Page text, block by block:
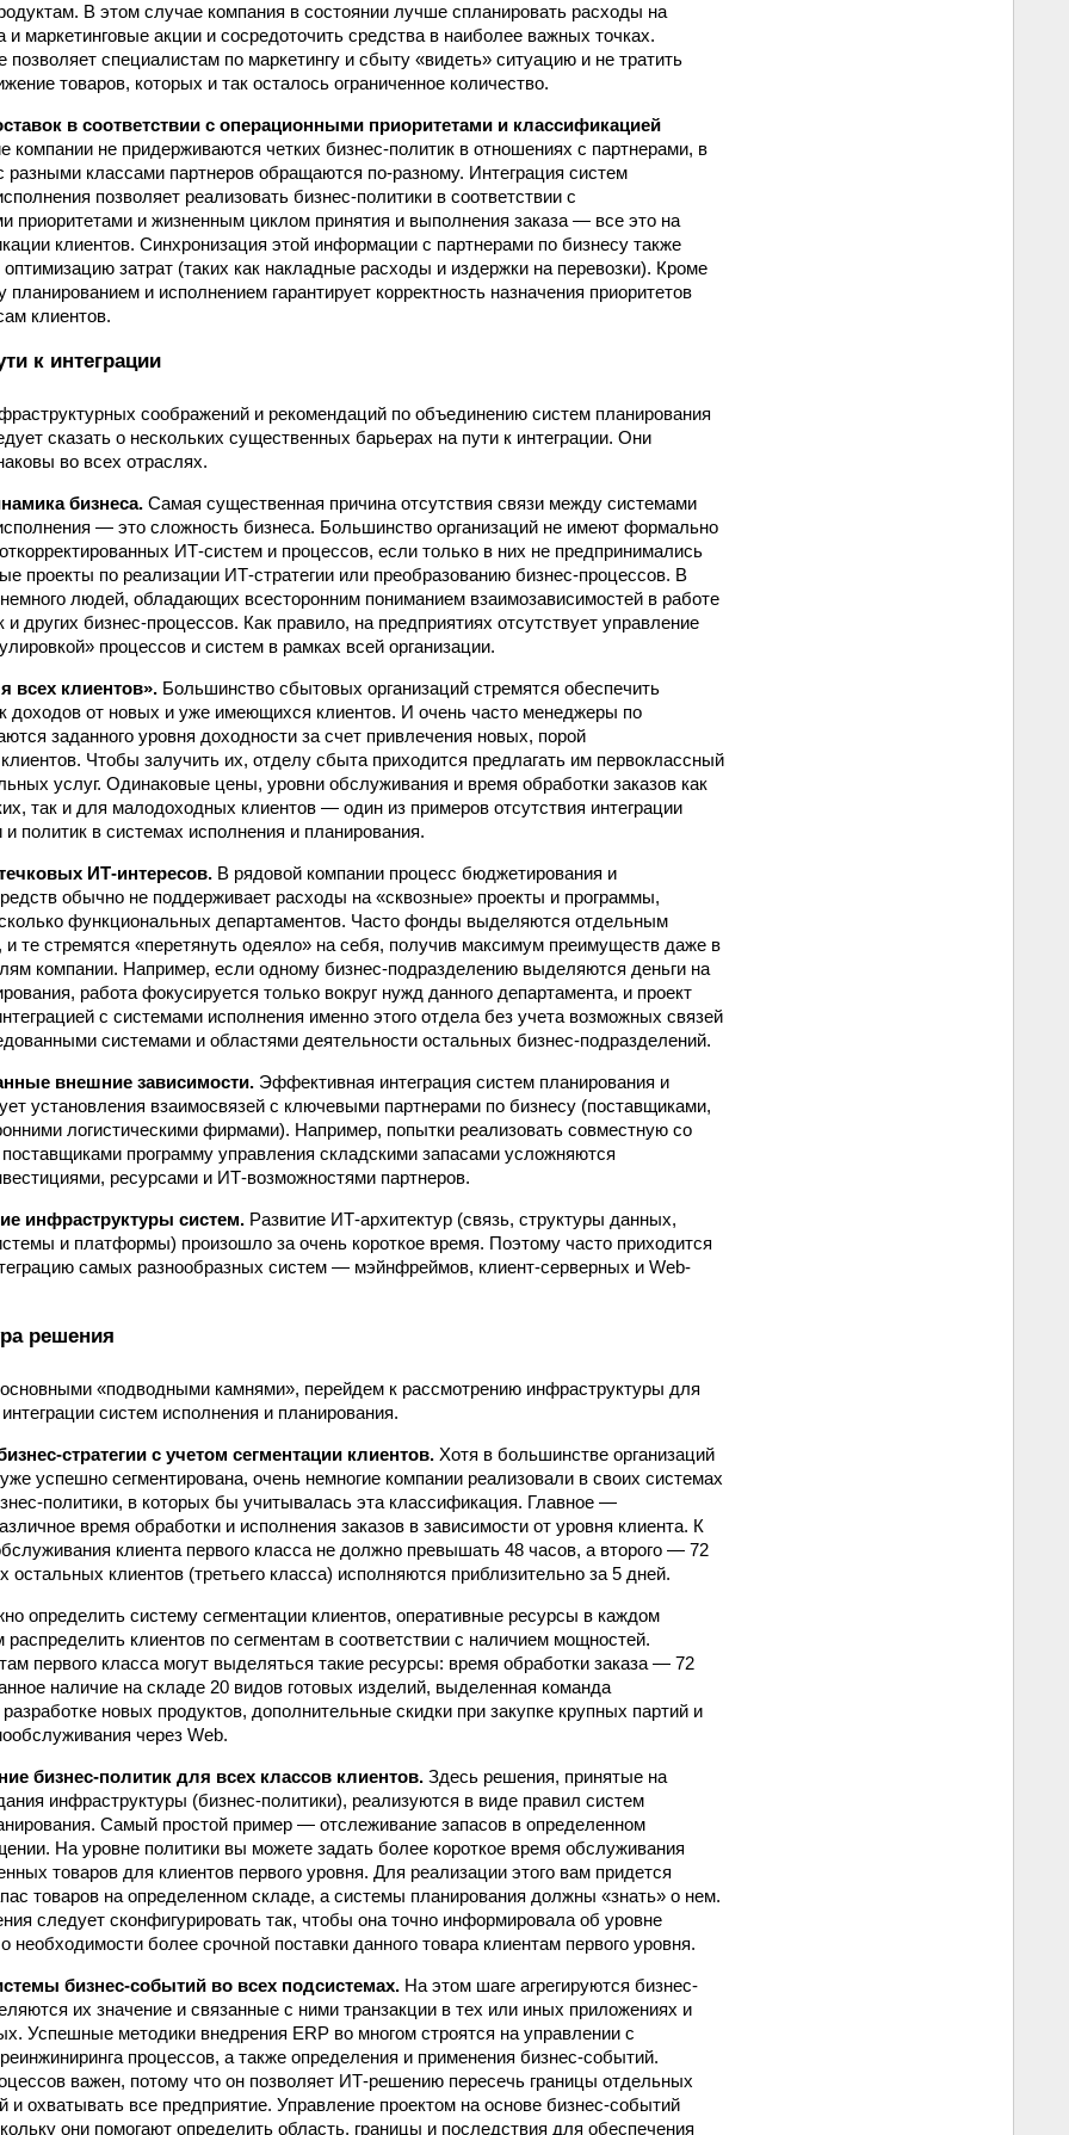
В этом случае компания в состоянии лучше спланировать расходы на
маркетинговые акции и сосредоточить средства в наиболее важных точках.
позволяет специалистам по маркетингу и сбыту «видеть» ситуацию и не тратить
товаров, которых и так осталось ограниченное количество.
в соответствии с операционными приоритетами и классификацией
компании не придерживаются четких бизнес-политик в отношениях с партнерами, в
разными классами партнеров обращаются по-разному. Интеграция систем
позволяет реализовать бизнес-политики в соответствии с
приоритетами и жизненным циклом принятия и выполнения заказа — все это на
клиентов. Синхронизация этой информации с партнерами по бизнесу также
затрат (таких как накладные расходы и издержки на перевозки). Кроме
планированием и исполнением гарантирует корректность назначения приоритетов
клиентов.
к интеграции
соображений и рекомендаций по объединению систем планирования
сказать о нескольких существенных барьерах на пути к интеграции. Они
во всех отраслях.
бизнеса. Самая существенная причина отсутствия связи между системами
— это сложность бизнеса. Большинство организаций не имеют формально
ИТ-систем и процессов, если только в них не предпринимались
проекты по реализации ИТ-стратегии или преобразованию бизнес-процессов. В
людей, обладающих всесторонним пониманием взаимозависимостей в работе
и других бизнес-процессов. Как правило, на предприятиях отсутствует управление
процессов и систем в рамках всей организации.
всех клиентов». Большинство сбытовых организаций стремятся обеспечить
доходов от новых и уже имеющихся клиентов. И очень часто менеджеры по
заданного уровня доходности за счет привлечения новых, порой
Чтобы залучить их, отделу сбыта приходится предлагать им первоклассный
услуг. Одинаковые цены, уровни обслуживания и время обработки заказов как
так и для малодоходных клиентов — один из примеров отсутствия интеграции
и политик в системах исполнения и планирования.
ИТ-интересов. В рядовой компании процесс бюджетирования и
обычно не поддерживает расходы на «сквозные» проекты и программы,
функциональных департаментов. Часто фонды выделяются отдельным
те стремятся «перетянуть одеяло» на себя, получив максимум преимуществ даже в
компании. Например, если одному бизнес-подразделению выделяются деньги на
работа фокусируется только вокруг нужд данного департамента, и проект
с системами исполнения именно этого отдела без учета возможных связей
системами и областями деятельности остальных бизнес-подразделений.
внешние зависимости. Эффективная интеграция систем планирования и
установления взаимосвязей с ключевыми партнерами по бизнесу (поставщиками,
логистическими фирмами). Например, попытки реализовать совместную со
поставщиками программу управления складскими запасами усложняются
ресурсами и ИТ-возможностями партнеров.
инфраструктуры систем. Развитие ИТ-архитектур (связь, структуры данных,
и платформы) произошло за очень короткое время. Поэтому часто приходится
самых разнообразных систем — мэйнфреймов, клиент-серверных и Web-
решения
«подводными камнями», перейдем к рассмотрению инфраструктуры для
систем исполнения и планирования.
стратегии с учетом сегментации клиентов. Хотя в большинстве организаций
успешно сегментирована, очень немногие компании реализовали в своих системах
политики, в которых бы учитывалась эта классификация. Главное —
время обработки и исполнения заказов в зависимости от уровня клиента. К
клиента первого класса не должно превышать 48 часов, а второго — 72
остальных клиентов (третьего класса) исполняются приблизительно за 5 дней.
определить систему сегментации клиентов, оперативные ресурсы в каждом
распределить клиентов по сегментам в соответствии с наличием мощностей.
первого класса могут выделяться такие ресурсы: время обработки заказа — 72
наличие на складе 20 видов готовых изделий, выделенная команда
новых продуктов, дополнительные скидки при закупке крупных партий и
через Web.
бизнес-политик для всех классов клиентов. Здесь решения, принятые на
инфраструктуры (бизнес-политики), реализуются в виде правил систем
Самый простой пример — отслеживание запасов в определенном
На уровне политики вы можете задать более короткое время обслуживания
товаров для клиентов первого уровня. Для реализации этого вам придется
товаров на определенном складе, а системы планирования должны «знать» о нем.
следует сконфигурировать так, чтобы она точно информировала об уровне
необходимости более срочной поставки данного товара клиентам первого уровня.
бизнес-событий во всех подсистемах. На этом шаге агрегируются бизнес-
их значение и связанные с ними транзакции в тех или иных приложениях и
Успешные методики внедрения ERP во многом строятся на управлении с
процессов, а также определения и применения бизнес-событий.
важен, потому что он позволяет ИТ-решению пересечь границы отдельных
и охватывать все предприятие. Управление проектом на основе бизнес-событий
они помогают определить область, границы и последствия для обеспечения